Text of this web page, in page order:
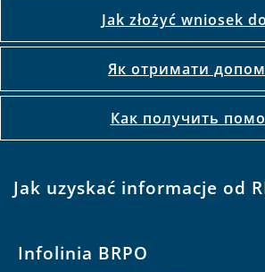
Jak złożyć wniosek
Як отримати
Как получить
Jak uzyskać informacje od
Infolinia BRPO